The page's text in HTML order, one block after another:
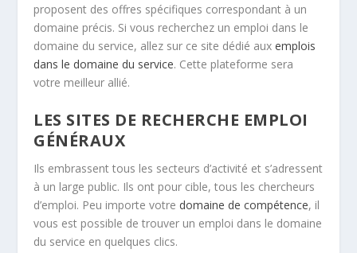
proposent des offres spécifiques correspondant à un
domaine précis. Si vous recherchez un emploi dans le
domaine du service, allez sur ce site dédié auxemplois
dans le domaine du service. Cette plateforme sera
votre meilleur allié.
LES SITES DE RECHERCHE EMPLOI
GÉNÉRAUX
Ils embrassent tous les secteurs d’activité et s’adressent
à un large public. Ils ont pour cible, tous les chercheurs
d’emploi. Peu importe votre domaine de compétence, il
vous est possible de trouver un emploi dans le domaine
du service en quelques clics.